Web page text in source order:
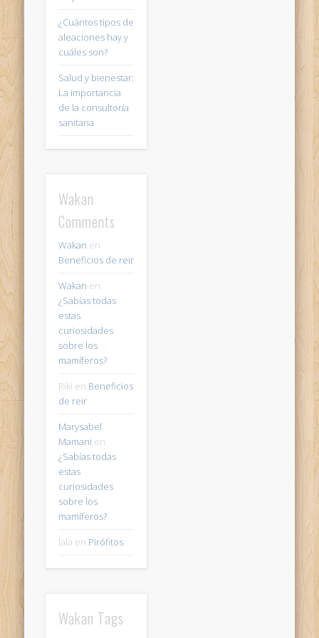
¿Cuántos tipos de
aleaciones hay y
cuáles son?
Salud y bienestar:
La importancia
de la consultoría
sanitaria
Wakan
Comments
Wakan en
Beneficios de reir
Wakan en
¿Sabías todas
estas
curiosidades
sobre los
mamíferos?
Riki en Beneficios
de reir
Marysabel
Mamani en
¿Sabías todas
estas
curiosidades
sobre los
mamíferos?
lala en Pirófitos
Wakan Tags